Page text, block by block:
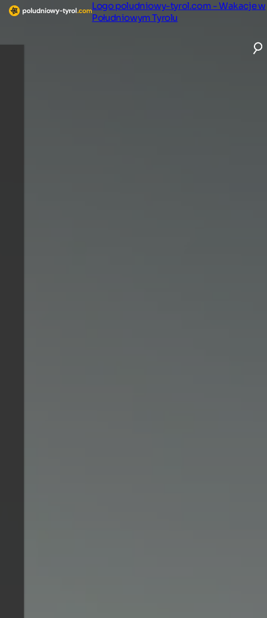
Logo poludniowy-tyrol.com - Wakacje w
Południowym Tyrolu